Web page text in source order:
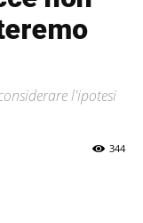
l'ipotesi
344